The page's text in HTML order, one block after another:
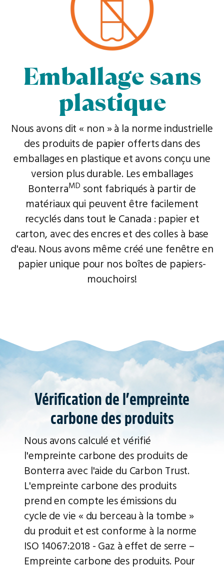
Emballage sans
plastique
Nous avons dit « non » à la norme industrielle
des produits de papier offerts dans des
emballages en plastique et avons conçu une
version plus durable. Les emballages
BonterraMD sont fabriqués à partir de
matériaux qui peuvent être facilement
recyclés dans tout le Canada : papier et
carton, avec des encres et des colles à base
d'eau. Nous avons même créé une fenêtre en
papier unique pour nos boîtes de papiers-
mouchoirs!
Vérification de l’empreinte
carbone des produits
Nous avons calculé et vérifié
l'empreinte carbone des produits de
Bonterra avec l'aide du Carbon Trust.
L'empreinte carbone des produits
prend en compte les émissions du
cycle de vie « du berceau à la tombe »
du produit et est conforme à la norme
ISO 14067:2018 - Gaz à effet de serre –
Empreinte carbone des produits. Pour